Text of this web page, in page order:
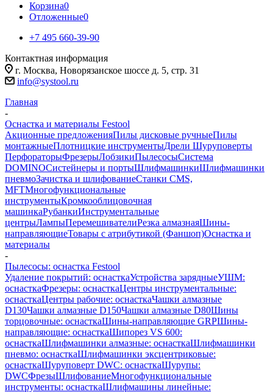
Корзина0
Отложенные0
+7 495 660-39-90
Контактная информация
г. Москва, Новорязанское шоссе д. 5, стр. 31
info@systool.ru
Главная
-
Оснастка и материалы Festool
Акционные предложенияПилы дисковые ручныеПилы
монтажныеПлотницкие инструментыДрели Шуруповерты
ПерфораторыФрезерыЛобзикиПылесосыСистема
DOMINOСистейнеры и портыШлифмашинкиШлифмашинки
пневмоЗачистка и шлифованиеСтанки CMS,
MFTМногофункциональные
инструментыКромкооблицовочная
машинкаРубанкиИнструментальные
центрыЛампыПеремешивателиРезка алмазнаяШины-
направляющиеТовары с атрибутикой (Фаншоп)Оснастка и
материалы
-
Пылесосы: оснастка Festool
Удаление покрытий: оснасткаУстройства зарядныеУШМ:
оснасткаФрезеры: оснасткаЦентры инструментальные:
оснасткаЦентры рабочие: оснасткаЧашки алмазные
D130Чашки алмазные D150Чашки алмазные D80Шины
торцовочные: оснасткаШины-направляющие GRPШины-
направляющие: оснасткаШипорез VS 600:
оснасткаШлифмашинки алмазные: оснасткаШлифмашинки
пневмо: оснасткаШлифмашинки эксцентриковые:
оснасткаШуруповерт DWC: оснасткаШурупы:
DWCФрезыШлифованиеМногофункциональные
инструменты: оснасткаШлифмашины линейные: